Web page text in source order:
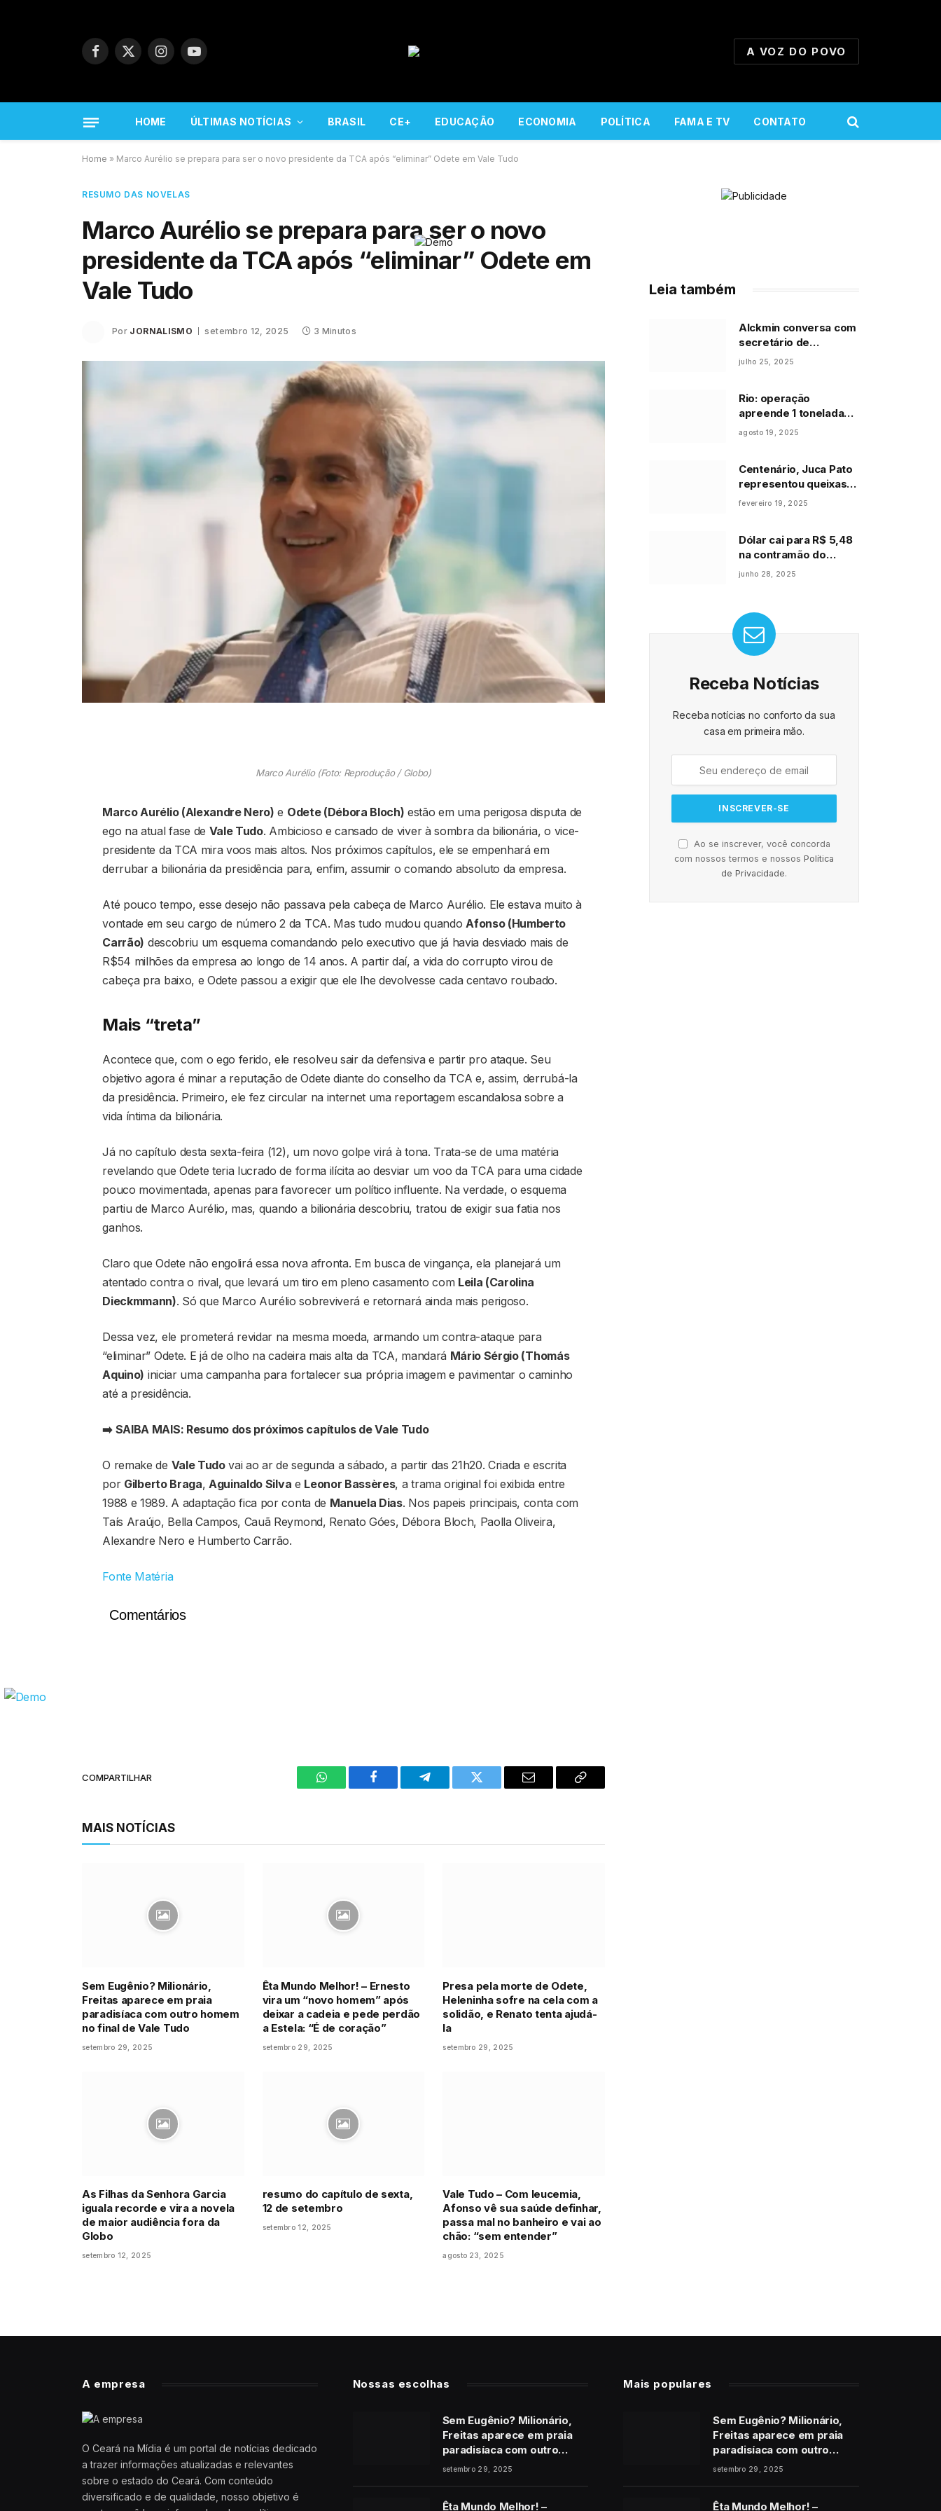
Facebook
X
InstagramYouTube A VOZ DO POVO
HOME ÚLTIMAS NOTÍCIAS BRASIL CE+ EDUCAÇÃO ECONOMIA POLÍTICA FAMA E TV CONTATO
Home » Marco Aurélio se prepara para ser o novo presidente da TCA após “eliminar” Odete em Vale Tudo
RESUMO DAS NOVELAS
Marco Aurélio se prepara para ser o novo
presidente da TCA após “eliminar” Odete em
Vale Tudo
Por JORNALISMO setembro 12, 2025 3 Minutos
Marco Aurélio (Foto: Reprodução / Globo)
Marco Aurélio (Alexandre Nero) e Odete (Débora Bloch) estão em uma perigosa disputa de
ego na atual fase de Vale Tudo. Ambicioso e cansado de viver à sombra da bilionária, o vice-
presidente da TCA mira voos mais altos. Nos próximos capítulos, ele se empenhará em
derrubar a bilionária da presidência para, enfim, assumir o comando absoluto da empresa.
Até pouco tempo, esse desejo não passava pela cabeça de Marco Aurélio. Ele estava muito à
vontade em seu cargo de número 2 da TCA. Mas tudo mudou quando Afonso (Humberto
Carrão) descobriu um esquema comandando pelo executivo que já havia desviado mais de
R$54 milhões da empresa ao longo de 14 anos. A partir daí, a vida do corrupto virou de
cabeça pra baixo, e Odete passou a exigir que ele lhe devolvesse cada centavo roubado.
Mais “treta”
Acontece que, com o ego ferido, ele resolveu sair da defensiva e partir pro ataque. Seu
objetivo agora é minar a reputação de Odete diante do conselho da TCA e, assim, derrubá-la
da presidência. Primeiro, ele fez circular na internet uma reportagem escandalosa sobre a
vida íntima da bilionária.
Já no capítulo desta sexta-feira (12), um novo golpe virá à tona. Trata-se de uma matéria
revelando que Odete teria lucrado de forma ilícita ao desviar um voo da TCA para uma cidade
pouco movimentada, apenas para favorecer um político influente. Na verdade, o esquema
partiu de Marco Aurélio, mas, quando a bilionária descobriu, tratou de exigir sua fatia nos
ganhos.
Claro que Odete não engolirá essa nova afronta. Em busca de vingança, ela planejará um
atentado contra o rival, que levará um tiro em pleno casamento com Leila (Carolina
Dieckmmann). Só que Marco Aurélio sobreviverá e retornará ainda mais perigoso.
Dessa vez, ele prometerá revidar na mesma moeda, armando um contra-ataque para
“eliminar” Odete. E já de olho na cadeira mais alta da TCA, mandará Mário Sérgio (Thomás
Aquino) iniciar uma campanha para fortalecer sua própria imagem e pavimentar o caminho
até a presidência.
➡️ SAIBA MAIS: Resumo dos próximos capítulos de Vale Tudo
O remake de Vale Tudovai ao ar de segunda a sábado, a partir das 21h20. Criada e escrita
por Gilberto Braga,Aguinaldo Silva e Leonor Bassères, a trama original foi exibida entre
1988 e 1989. A adaptação fica por conta de Manuela Dias. Nos papeis principais, conta com
Taís Araújo, Bella Campos, Cauã Reymond, Renato Góes, Débora Bloch, Paolla Oliveira,
Alexandre Nero e Humberto Carrão.
Fonte Matéria
Comentários
COMPARTILHAR
WhatsAppFacebook Telegram Twitter Email
Copy
MAIS NOTÍCIAS
Sem Eugênio? Milionário,
Freitas aparece em praia
paradisíaca com outro homem
no final de Vale Tudo
setembro 29, 2025
Êta Mundo Melhor! – Ernesto
vira um “novo homem” após
deixar a cadeia e pede perdão
a Estela: “É de coração”
setembro 29, 2025
Presa pela morte de Odete,
Heleninha sofre na cela com a
solidão, e Renato tenta ajudá-
la
setembro 29, 2025
As Filhas da Senhora Garcia
iguala recorde e vira a novela
de maior audiência fora da
Globo
setembro 12, 2025
resumo do capítulo de sexta,
12 de setembro
setembro 12, 2025
Vale Tudo – Com leucemia,
Afonso vê sua saúde definhar,
passa mal no banheiro e vai ao
chão: “sem entender”
agosto 23, 2025
Leia também
Alckmin conversa com
secretário de
Comércio dos EUA
julho 25, 2025
Rio: operação
apreende 1 tonelada
de cosméticos em
agosto 19, 2025
Centenário, Juca Pato
representou queixas
dos paulistanos
fevereiro 19, 2025
Dólar cai para R$ 5,48
na contramão do
mercado externo
junho 28, 2025
Receba Notícias
Receba notícias no conforto da sua
casa em primeira mão.
Ao se inscrever, você concorda
com nossos termos e nossos Política
de Privacidade.
A empresa
O Ceará na Mídia é um portal de notícias dedicado
a trazer informações atualizadas e relevantes
sobre o estado do Ceará. Com conteúdo
diversificado e de qualidade, nosso objetivo é
Nossas escolhas
Sem Eugênio? Milionário,
Freitas aparece em praia
paradisíaca com outro
homem no final de Vale
setembro 29, 2025
Êta Mundo Melhor! –
Mais populares
Sem Eugênio? Milionário,
Freitas aparece em praia
paradisíaca com outro
homem no final de Vale
setembro 29, 2025
Êta Mundo Melhor! –